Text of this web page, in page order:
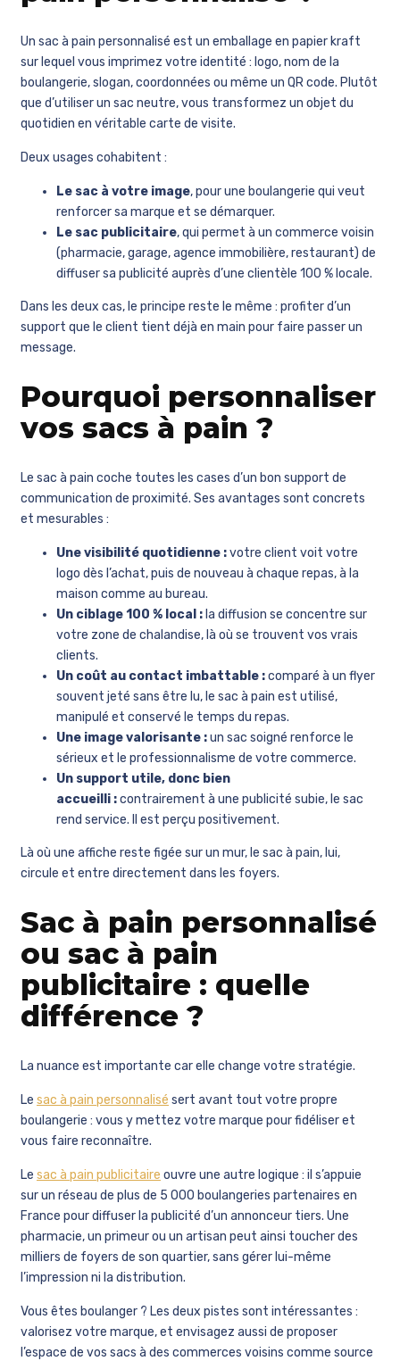
Un sac à pain personnalisé est un emballage en papier kraft
sur lequel vous imprimez votre identité : logo, nom de la
boulangerie, slogan, coordonnées ou même un QR code. Plutôt
que d’utiliser un sac neutre, vous transformez un objet du
quotidien en véritable carte de visite.
Deux usages cohabitent :
Le sac à votre image, pour une boulangerie qui veut
renforcer sa marque et se démarquer.
Le sac publicitaire, qui permet à un commerce voisin
(pharmacie, garage, agence immobilière, restaurant) de
diffuser sa publicité auprès d’une clientèle 100 % locale.
Dans les deux cas, le principe reste le même : profiter d’un
support que le client tient déjà en main pour faire passer un
message.
Pourquoi personnaliser
vos sacs à pain ?
Le sac à pain coche toutes les cases d’un bon support de
communication de proximité. Ses avantages sont concrets
et mesurables :
Une visibilité quotidienne :votre client voit votre
logo dès l’achat, puis de nouveau à chaque repas, à la
maison comme au bureau.
Un ciblage 100 % local : la diffusion se concentre sur
votre zone de chalandise, là où se trouvent vos vrais
clients.
Un coût au contact imbattable :comparé à un flyer
souvent jeté sans être lu, le sac à pain est utilisé,
manipulé et conservé le temps du repas.
Une image valorisante :un sac soigné renforce le
sérieux et le professionnalisme de votre commerce.
Un support utile, donc bien
accueilli :contrairement à une publicité subie, le sac
rend service. Il est perçu positivement.
Là où une affiche reste figée sur un mur, le sac à pain, lui,
circule et entre directement dans les foyers.
Sac à pain personnalisé
ou sac à pain
publicitaire : quelle
différence ?
La nuance est importante car elle change votre stratégie.
Le sac à pain personnalisé sert avant tout votre propre
boulangerie : vous y mettez votre marque pour fidéliser et
vous faire reconnaître.
Le sac à pain publicitaire ouvre une autre logique : il s’appuie
sur un réseau de plus de 5 000 boulangeries partenaires en
France pour diffuser la publicité d’un annonceur tiers. Une
pharmacie, un primeur ou un artisan peut ainsi toucher des
milliers de foyers de son quartier, sans gérer lui-même
l’impression ni la distribution.
Vous êtes boulanger ? Les deux pistes sont intéressantes :
valorisez votre marque, et envisagez aussi de proposer
l’espace de vos sacs à des commerces voisins comme source